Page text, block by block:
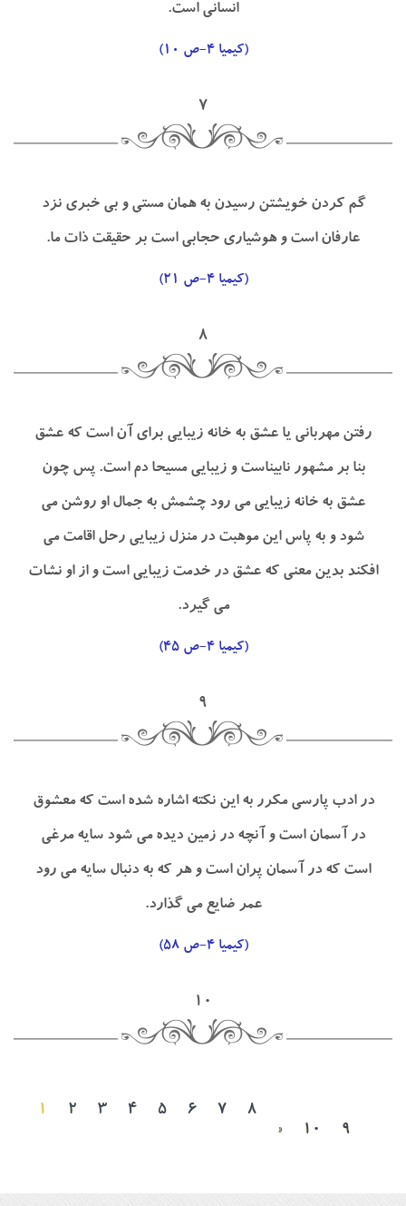
انساني است.
(كيميا ۴-ص ۱۰)
۷
گم كردن خويشتن رسيدن به همان مستي و بي خبري نزد
عارفان است و هوشياري حجابي است بر حقيقت ذات ما.
(كيميا ۴-ص ۲۱)
۸
رفتن مهرباني يا عشق به خانه زيبايي براي آن است كه عشق
بنا بر مشهور نابيناست و زيبايي مسيحا دم است. پس چون
عشق به خانه زيبايي مي رود چشمش به جمال او روشن مي
شود و به پاس اين موهبت در منزل زيبايي رحل اقامت مي
افكند بدين معني كه عشق در خدمت زيبايي است و از او نشات
مي گيرد.
(كيميا ۴-ص ۴۵)
۹
در ادب پارسي مكرر به اين نكته اشاره شده است كه معشوق
در آسمان است و آنچه در زمين ديده مي شود سايه مرغي
است كه در آسمان پران است و هر كه به دنبال سايه مي رود
عمر ضايع مي گذارد.
(كيميا ۴-ص ۵۸)
۱۰
۱ ۲ ۳ ۴ ۵ ۶ ۷
۸
۹
۱۰ »